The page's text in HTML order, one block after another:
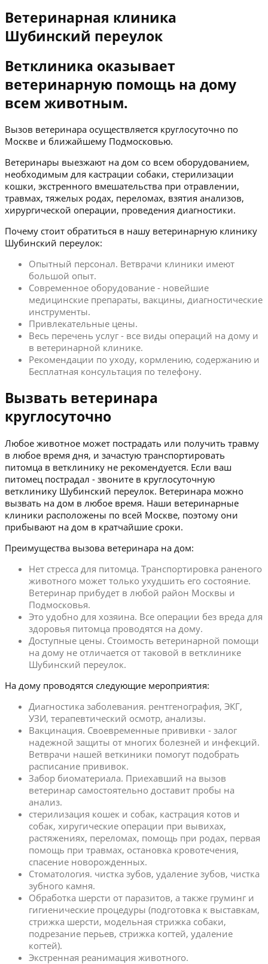
Ветеринарная клиника
Шубинский переулок
Ветклиника оказывает
ветеринарную помощь на дому
всем животным.
Вызов ветеринара осуществляется круглосуточно по
Москве и ближайшему Подмосковью.
Ветеринары выезжают на дом со всем оборудованием,
необходимым для кастрации собаки, стерилизации
кошки, экстренного вмешательства при отравлении,
травмах, тяжелых родах, переломах, взятия анализов,
хирургической операции, проведения диагностики.
Почему стоит обратиться в нашу ветеринарную клинику
Шубинский переулок:
Опытный персонал. Ветврачи клиники имеют
большой опыт.
Современное оборудование - новейшие
медицинские препараты, вакцины, диагностические
инструменты.
Привлекательные цены.
Весь перечень услуг - все виды операций на дому и
в ветеринарной клинике.
Рекомендации по уходу, кормлению, содержанию и
Бесплатная консультация по телефону.
Вызвать ветеринара
круглосуточно
Любое животное может пострадать или получить травму
в любое время дня, и зачастую транспортировать
питомца в ветклинику не рекомендуется. Если ваш
питомец пострадал - звоните в круглосуточную
ветклинику Шубинский переулок. Ветеринара можно
вызвать на дом в любое время. Наши ветеринарные
клиники расположены по всей Москве, поэтому они
прибывают на дом в кратчайшие сроки.
Преимущества вызова ветеринара на дом:
Нет стресса для питомца. Транспортировка раненого
животного может только ухудшить его состояние.
Ветеринар прибудет в любой район Москвы и
Подмосковья.
Это удобно для хозяина. Все операции без вреда для
здоровья питомца проводятся на дому.
Доступные цены. Стоимость ветеринарной помощи
на дому не отличается от таковой в ветклинике
Шубинский переулок.
На дому проводятся следующие мероприятия:
Диагностика заболевания. рентгенография, ЭКГ,
УЗИ, терапевтический осмотр, анализы.
Вакцинация. Своевременные прививки - залог
надежной защиты от многих болезней и инфекций.
Ветврачи нашей веткиники помогут подобрать
расписание прививок.
Забор биоматериала. Приехавший на вызов
ветеринар самостоятельно доставит пробы на
анализ.
стерилизация кошек и собак, кастрация котов и
собак, хиругические операции при вывихах,
растяжениях, переломах, помощь при родах, первая
помощь при травмах, остановка кровотечения,
спасение новорожденных.
Стоматология. чистка зубов, удаление зубов, чистка
зубного камня.
Обработка шерсти от паразитов, а также груминг и
гигиенические процедуры (подготовка к выставкам,
стрижка шерсти, модельная стрижка собаки,
подрезание перьев, стрижка когтей, удаление
когтей).
Экстренная реанимация животного.